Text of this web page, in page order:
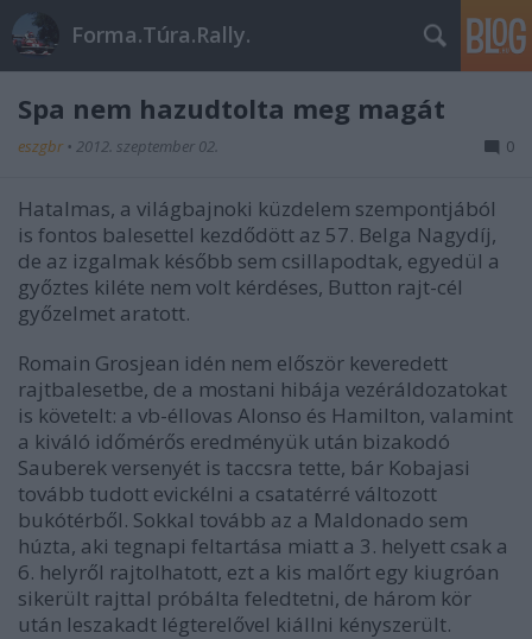
Forma.Túra.Rally.
Spa nem hazudtolta meg magát
eszgbr • 2012. szeptember 02. 0
Hatalmas, a világbajnoki küzdelem szempontjából
is fontos balesettel kezdődött az 57. Belga Nagydíj,
de az izgalmak később sem csillapodtak, egyedül a
győztes kiléte nem volt kérdéses, Button rajt-cél
győzelmet aratott.
Romain Grosjean idén nem először keveredett
rajtbalesetbe, de a mostani hibája vezéráldozatokat
is követelt: a vb-éllovas Alonso és Hamilton, valamint
a kiváló időmérős eredményük után bizakodó
Sauberekversenyét is taccsra tette, bár Kobajasi
tovább tudott evickélni a csatatérré változott
bukótérből. Sokkal tovább az a Maldonado sem
húzta, aki tegnapi feltartása miatt a 3. helyett csak a
6. helyről rajtolhatott, ezt a kis malőrt egy kiugróan
sikerült rajttal próbálta feledtetni, de három kör
után leszakadt légterelővel kiállni kényszerült.